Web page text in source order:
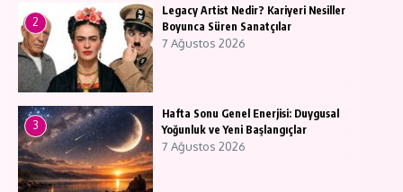
2
Legacy Artist Nedir? Kariyeri Nesiller
Boyunca Süren Sanatçılar
7 Ağustos 2026
3
Hafta Sonu Genel Enerjisi: Duygusal
Yoğunluk ve Yeni Başlangıçlar
7 Ağustos 2026